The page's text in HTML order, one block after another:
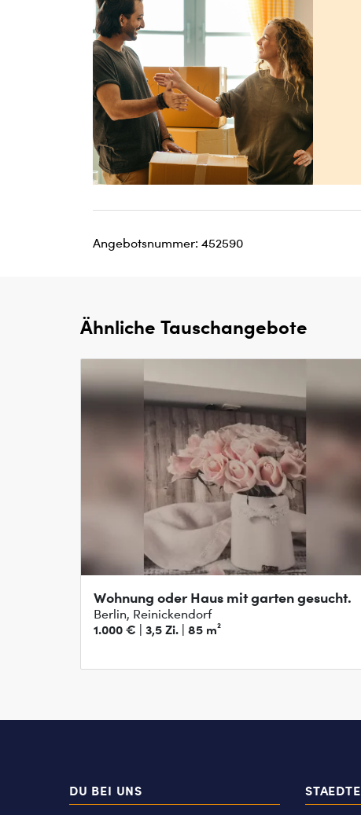
Angebotsnummer: 452590
Ähnliche Tauschangebote
Wohnung oder Haus mit garten gesucht.
Berlin, Reinickendorf
1.000 € | 3,5 Zi. | 85 m²
DU BEI UNS STAEDTE